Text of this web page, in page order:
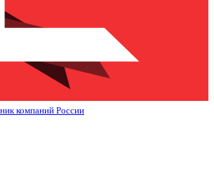
компаний России